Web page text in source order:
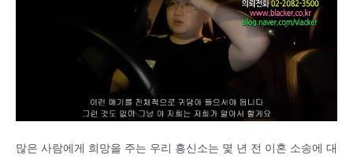
많은 사람에게 희망을 주는 우리 흥신소는 몇 년 전 이혼 소송에 대